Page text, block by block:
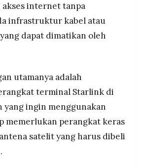
internet tanpa
infrastruktur kabel atau
dapat dimatikan oleh
utamanya adalah
terminal Starlink di
yang ingin menggunakan
memerlukan perangkat keras
satelit yang harus dibeli